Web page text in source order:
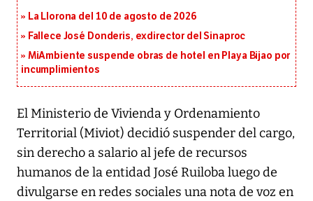
La Llorona del 10 de agosto de 2026
Fallece José Donderis, exdirector del Sinaproc
MiAmbiente suspende obras de hotel en Playa Bijao por
incumplimientos
El Ministerio de Vivienda y Ordenamiento
Territorial (Miviot) decidió suspender del cargo,
sin derecho a salario al jefe de recursos
humanos de la entidad José Ruiloba luego de
divulgarse en redes sociales una nota de voz en